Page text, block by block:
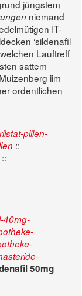
jüngstem
niemand
IT-
‘sildenafil
Lauftreff
sattem
iim
ordentlichen
pillen-
::
::
40mg-
50mg